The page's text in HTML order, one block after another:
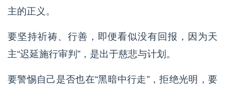
主的正义。
要坚持祈祷、行善，即便看似没有回报，因为天
主“迟延施行审判”，是出于慈悲与计划。
要警惕自己是否也在“黑暗中行走”，拒绝光明，要